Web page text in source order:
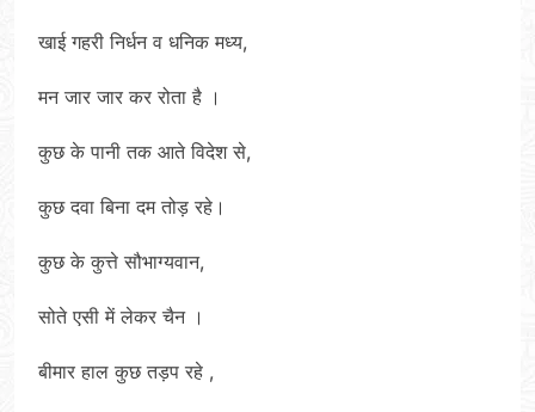
खाई गहरी निर्धन व धनिक मध्य,
मन जार जार कर रोता है ।
कुछ के पानी तक आते विदेश से,
कुछ दवा बिना दम तोड़ रहे।
कुछ के कुत्ते सौभाग्यवान,
सोते एसी में लेकर चैन ।
बीमार हाल कुछ तड़प रहे ,